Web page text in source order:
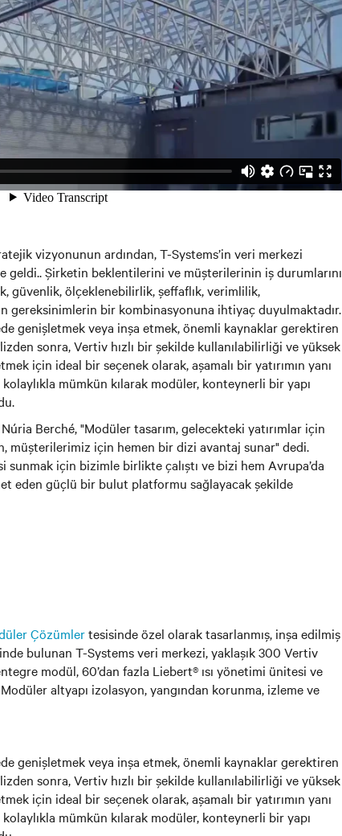
vizyonunun ardından, T-Systems’in veri merkezi
geldi.. Şirketin beklentilerini ve müşterilerinin iş durumlarını
güvenlik, ölçeklenebilirlik, şeffaflık, verimlilik,
gereksinimlerin bir kombinasyonuna ihtiyaç duyulmaktadır.
genişletmek veya inşa etmek, önemli kaynaklar gerektiren
sonra, Vertiv hızlı bir şekilde kullanılabilirliği ve yüksek
için ideal bir seçenek olarak, aşamalı bir yatırımın yanı
mümkün kılarak modüler, konteynerli bir yapı
Berché, "Modüler tasarım, gelecekteki yatırımlar için
müşterilerimiz için hemen bir dizi avantaj sunar" dedi.
için bizimle birlikte çalıştı ve bizi hem Avrupa’da
eden güçlü bir bulut platformu sağlayacak şekilde
Çözümlertesisinde özel olarak tasarlanmış, inşa edilmiş
bulunan T-Systems veri merkezi, yaklaşık 300 Vertiv
modül, 60’dan fazla Liebert® ısı yönetimi ünitesi ve
altyapı izolasyon, yangından korunma, izleme ve
genişletmek veya inşa etmek, önemli kaynaklar gerektiren
sonra, Vertiv hızlı bir şekilde kullanılabilirliği ve yüksek
için ideal bir seçenek olarak, aşamalı bir yatırımın yanı
mümkün kılarak modüler, konteynerli bir yapı